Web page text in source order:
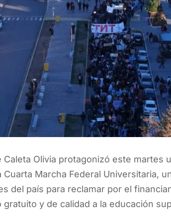
Olivia protagonizó este martes
Marcha Federal Universitaria,
del país para reclamar por el
y de calidad a la educación